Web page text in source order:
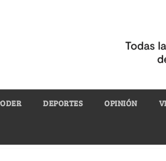
DEPORTES OPINIÓN